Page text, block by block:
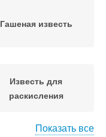
Гашеная известь
Известь для
раскисления
Показать все